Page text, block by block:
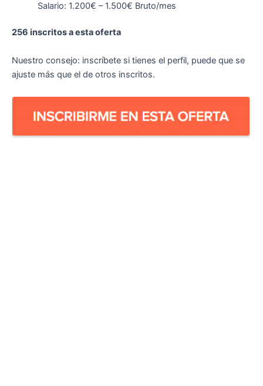
Salario: 1.200€ – 1.500€ Bruto/mes
256 inscritos a esta oferta
Nuestro consejo: inscríbete si tienes el perfil, puede que se
ajuste más que el de otros inscritos.